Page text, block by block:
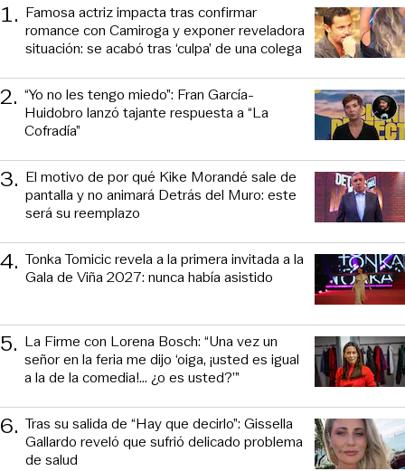
1. Famosa actriz impacta tras confirmar
romance con Camiroga y exponer reveladora
situación: se acabó tras ‘culpa’ de una colega
2. “Yo no les tengo miedo”: Fran García-
Huidobro lanzó tajante respuesta a “La
Cofradía”
3. El motivo de por qué Kike Morandé sale de
pantalla y no animará Detrás del Muro: este
será su reemplazo
4. Tonka Tomicic revela a la primera invitada a la
Gala de Viña 2027: nunca había asistido
5. La Firme con Lorena Bosch: “Una vez un
señor en la feria me dijo ‘oiga, ¡usted es igual
a la de la comedia!... ¿o es usted?’”
6. Tras su salida de “Hay que decirlo”: Gissella
Gallardo reveló que sufrió delicado problema
de salud